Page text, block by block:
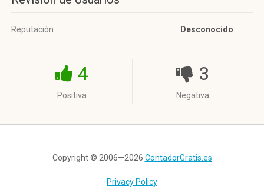
Reputación Desconocido
4
Positiva
3
Negativa
Copyright © 2006—2026 ContadorGratis.es
Privacy Policy